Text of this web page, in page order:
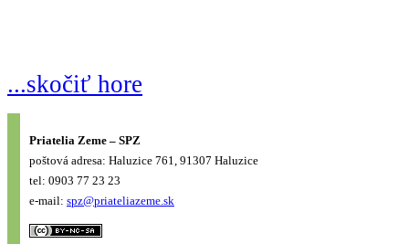
...skočiť hore
Priatelia Zeme – SPZ
poštová adresa: Haluzice 761, 91307 Haluzice
tel: 0903 77 23 23
e-mail: spz@priateliazeme.sk